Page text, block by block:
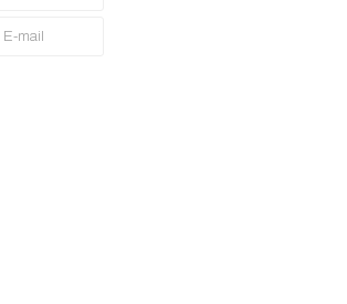
E-mail